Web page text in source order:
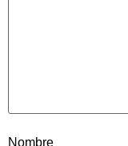
Nombre